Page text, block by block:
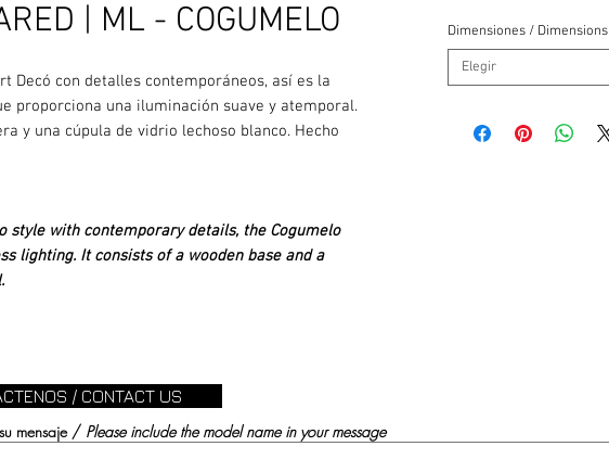
| ML - COGUMELO
Decó con detalles contemporáneos, así es la
proporciona una iluminación suave y atemporal.
y una cúpula de vidrio lechoso blanco. Hecho
style with contemporary details, the Cogumelo
lighting. It consists of a wooden base and a
Dimensiones / Dimensions
Elegir
/ CONTACT US
mensaje / Please include the model name in your message